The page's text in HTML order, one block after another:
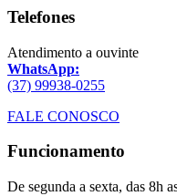
Telefones
Atendimento a ouvinte
WhatsApp:
(37) 99938-0255
FALE CONOSCO
Funcionamento
De segunda a sexta, das 8h